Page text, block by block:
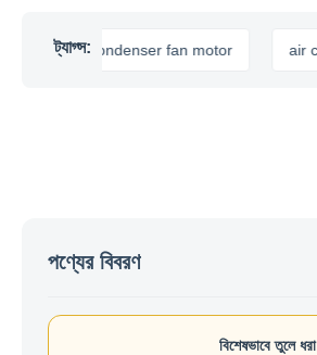
ট্যাগ্স:
air condenser fan motor air
পণ্যের বিবরণ
বিশেষভাবে তুলে